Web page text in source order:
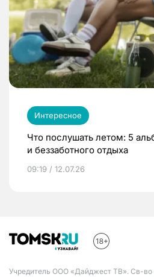
Интересное
Что послушать летом: 5
и беззаботного отдыха
09:19 / 12.07.26
Учредитель ООО «Дайджест ТВ». Св-